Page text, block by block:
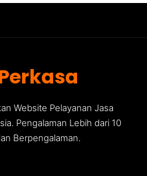
Website Pelayanan Jasa
Pengalaman Lebih dari 10
Berpengalaman.